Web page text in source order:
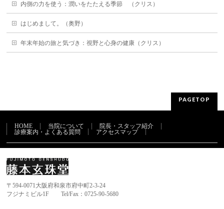
内側の力を使う：潤いをたたえる季節 （クリス）
はじめまして。（奥野）
年末年始の旅と気づき：視野と心身の健康（クリス）
PAGETOP
HOME 当院について
院長・スタッフ紹介
診療案内・よくある質問
アクセスマップ
〒594-0071大阪府和泉市府中町2-3-24
フジナミビル1F Tel/Fax：0725-90-5680